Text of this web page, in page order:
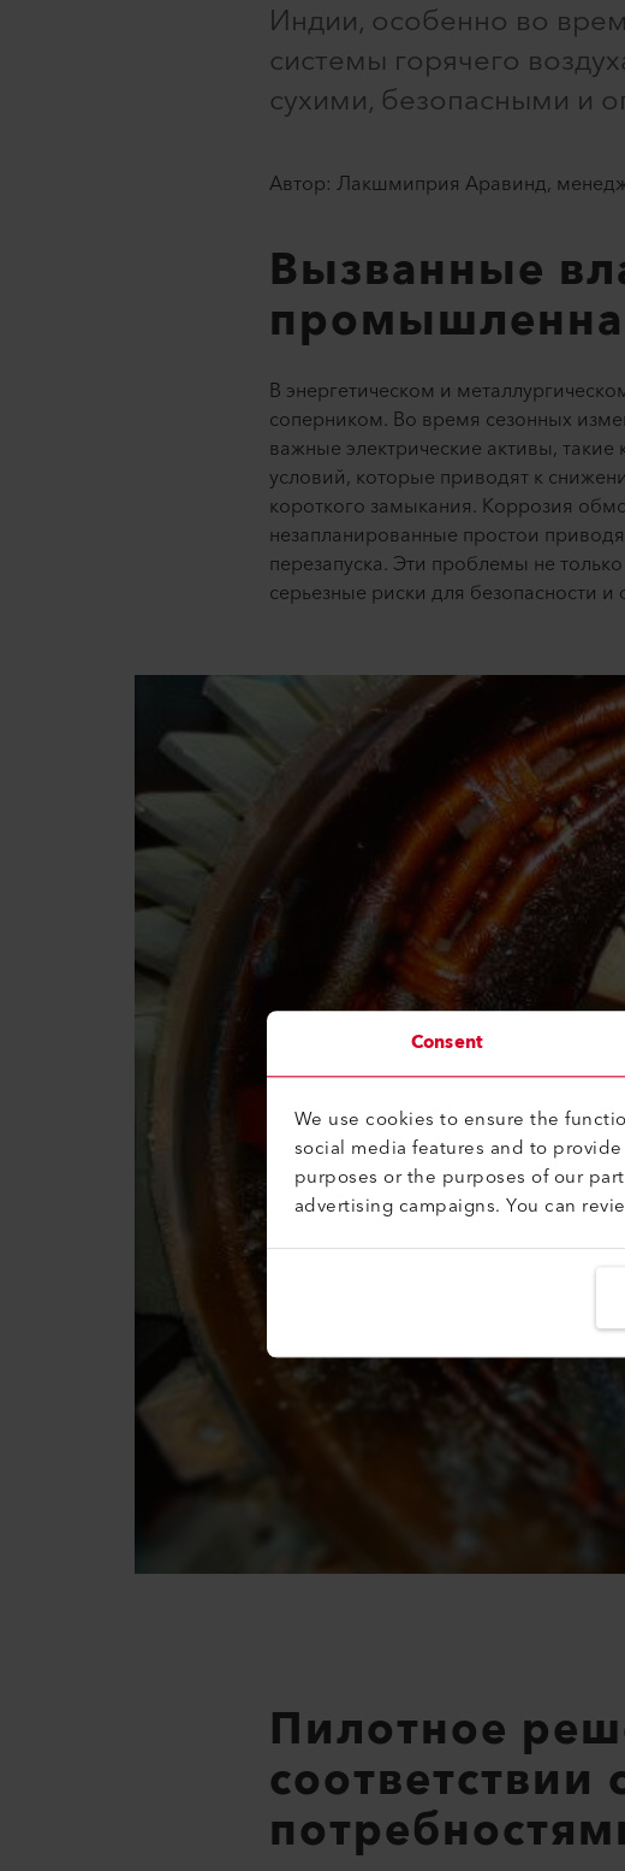
Consent
We use cookies to ensure the
social media features and to
purposes or the purposes of our
advertising campaigns. You can
Индии, особенно во
системы горячего
сухими, безопасными и
Автор: Лакшмиприя Аравинд,
Вызванные
В энергетическом и
соперником. Во время сезонных
важные электрические активы,
условий, которые приводят к
короткого замыкания. Коррозия
незапланированные простои
перезапуска. Эти проблемы не
серьезные риски для безопасности
Пилотное